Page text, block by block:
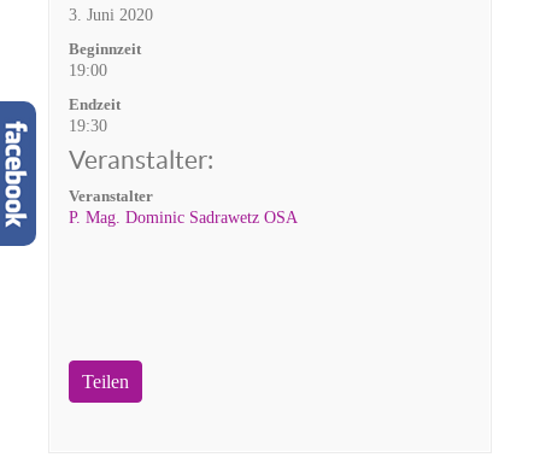
3. Juni 2020
Beginnzeit
19:00
Endzeit
19:30
Veranstalter:
Veranstalter
P. Mag. Dominic Sadrawetz OSA
Teilen